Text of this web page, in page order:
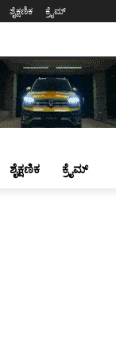
ಶೈಕ್ಷಣಿಕ ಕ್ರೈಮ್
ಶೈಕ್ಷಣಿಕ ಕ್ರೈಮ್